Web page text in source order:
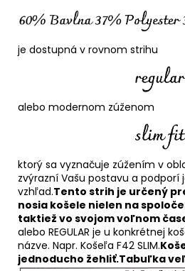
je dostupná v rovnom strihu
alebo modernom zúženom
ktorý sa vyznačuje zúžením v
zvýrazní Vašu postavu a podporí
vzhľad.Tento strih je určený
nosia košele nielen na
taktiež vo svojom voľnom
alebo REGULAR je u konkrétnej
názve. Napr. Košeľa F42 SLIM.
jednoducho žehliť.Tabuľka